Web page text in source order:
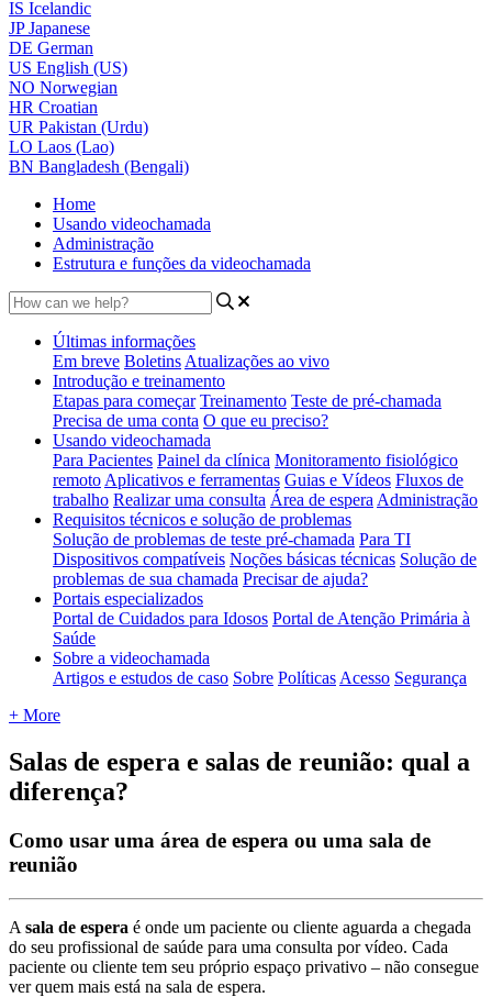
IS Icelandic
JPJapanese
DE German
US English (US)
NO Norwegian
HR Croatian
UR Pakistan (Urdu)
LO Laos (Lao)
BN Bangladesh (Bengali)
Home
Usando videochamada
Administração
Estrutura e funções da videochamada
Últimas informações
Em breve Boletins Atualizações ao vivo
Introdução e treinamento
Etapas para começar Treinamento Teste de pré-chamada
Precisa de uma conta O que eu preciso?
Usando videochamada
Para Pacientes Painel da clínica Monitoramento fisiológico
remoto Aplicativos e ferramentas Guias e Vídeos Fluxos de
trabalho Realizar uma consulta Área de espera Administração
Requisitos técnicos e solução de problemas
Solução de problemas de teste pré-chamada Para TI
Dispositivos compatíveis Noções básicas técnicas Solução de
problemas de sua chamada Precisar de ajuda?
Portais especializados
Portal de Cuidados para Idosos Portal de Atenção Primária à
Saúde
Sobre a videochamada
Artigos e estudos de caso Sobre Políticas Acesso Segurança
+ More
Salas de espera e salas de reunião: qual a
diferença?
Como usar uma área de espera ou uma sala de
reunião
A sala de espera é onde um paciente ou cliente aguarda a chegada
do seu profissional de saúde para uma consulta por vídeo. Cada
paciente ou cliente tem seu próprio espaço privativo – não consegue
ver quem mais está na sala de espera.